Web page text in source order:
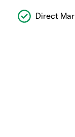
Direct